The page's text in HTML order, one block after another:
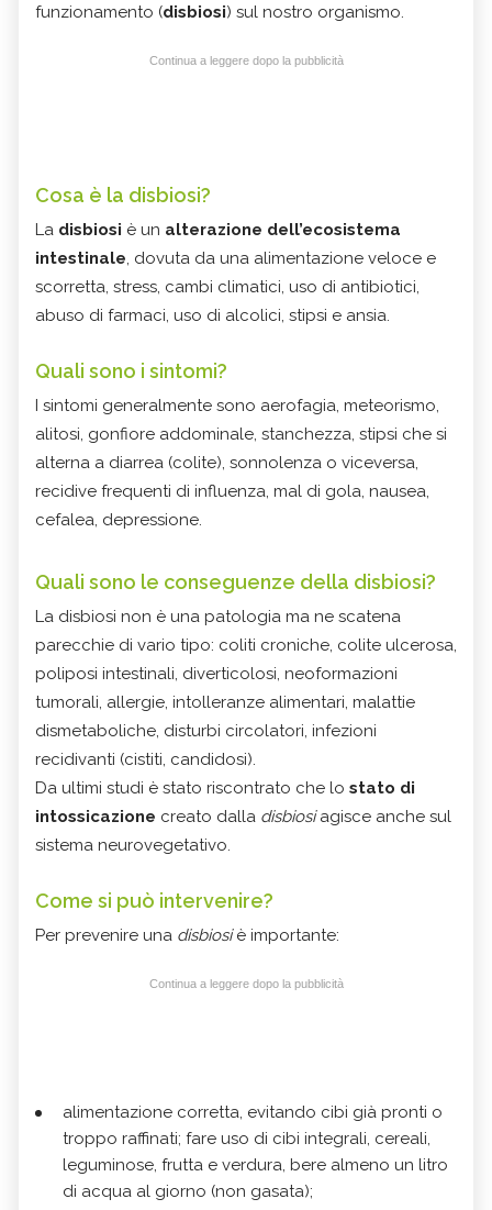
funzionamento (disbiosi) sul nostro organismo.
Continua a leggere dopo la pubblicità
Cosa è la disbiosi?
La disbiosi è un alterazione dell’ecosistema
intestinale, dovuta da una alimentazione veloce e
scorretta, stress, cambi climatici, uso di antibiotici,
abuso di farmaci, uso di alcolici, stipsi e ansia.
Quali sono i sintomi?
I sintomi generalmente sono aerofagia, meteorismo,
alitosi, gonfiore addominale, stanchezza, stipsi che si
alterna a diarrea (colite), sonnolenza o viceversa,
recidive frequenti di influenza, mal di gola, nausea,
cefalea, depressione.
Quali sono le conseguenze della disbiosi?
La disbiosi non è una patologia ma ne scatena
parecchie di vario tipo: coliti croniche, colite ulcerosa,
poliposi intestinali, diverticolosi, neoformazioni
tumorali, allergie, intolleranze alimentari, malattie
dismetaboliche, disturbi circolatori, infezioni
recidivanti (cistiti, candidosi).
Da ultimi studi è stato riscontrato che lo stato di
intossicazione creato dalla disbiosiagisce anche sul
sistema neurovegetativo.
Come si può intervenire?
Per prevenire una disbiosiè importante:
Continua a leggere dopo la pubblicità
alimentazione corretta, evitando cibi già pronti o
troppo raffinati; fare uso di cibi integrali, cereali,
leguminose, frutta e verdura, bere almeno un litro
di acqua al giorno (non gasata);